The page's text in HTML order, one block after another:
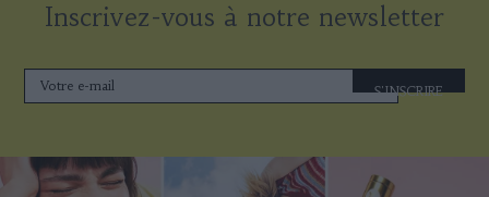
Inscrivez-vous à notre newsletter
S'INSCRIRE